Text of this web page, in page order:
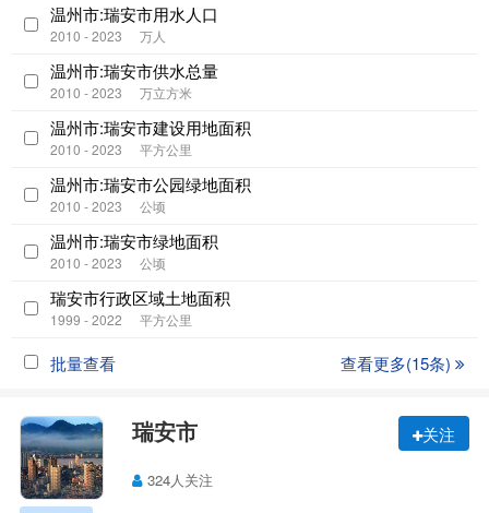
温州市:瑞安市用水人口
2010 - 2023 万人
温州市:瑞安市供水总量
2010 - 2023 万立方米
温州市:瑞安市建设用地面积
2010 - 2023 平方公里
温州市:瑞安市公园绿地面积
2010 - 2023 公顷
温州市:瑞安市绿地面积
2010 - 2023 公顷
瑞安市行政区域土地面积
1999 - 2022 平方公里
批量查看 查看更多(15条)
瑞安市 关注
324人关注